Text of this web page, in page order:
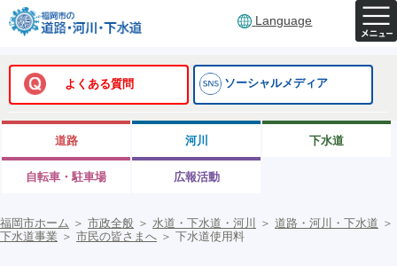
Language
よくある質問 ソーシャルメディア
道路 河川 下水道
自転車・駐車場 広報活動
福岡市ホーム ＞ 市政全般 ＞ 水道・下水道・河川 ＞ 道路・河川・下水道 ＞
下水道事業 ＞ 市民の皆さまへ ＞ 下水道使用料